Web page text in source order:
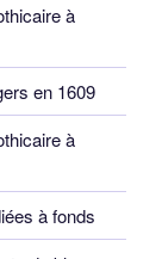
à
en 1609
à
à fonds